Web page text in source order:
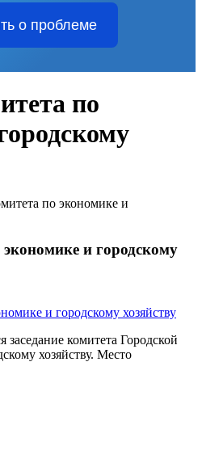
о проблеме
по
по экономике и
и городскому
заседание комитета Городской
хозяйству. Место